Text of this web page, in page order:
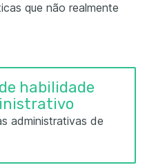
que não realmente
habilidade
administrativas de